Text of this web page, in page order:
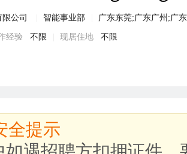
公司 智能事业部 广东东莞;广东广州;广
经验 不限 现居住地 不限
全提示